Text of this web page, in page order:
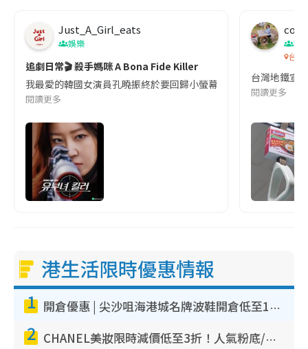
Just_A_Girl_eats
娛樂
追劇日常🎬 殺手媽咪 A Bona Fide Killer
我最愛的韓國女演員孔曉振終於要回歸小螢幕啦!這次的劇本改編
閱讀更多
co
吹
台灣
台灣地鐵宣
閱讀更多
港生活限時優惠情報
1 開倉優惠 | 尖沙咀海港城名牌波鞋開倉低至1折！On鞋$899起／Joy&Peace鞋履$98起
2 CHANEL美妝限時減價低至3折！人氣粉底/唇膏/精華液低至$275！COCO香水都有平